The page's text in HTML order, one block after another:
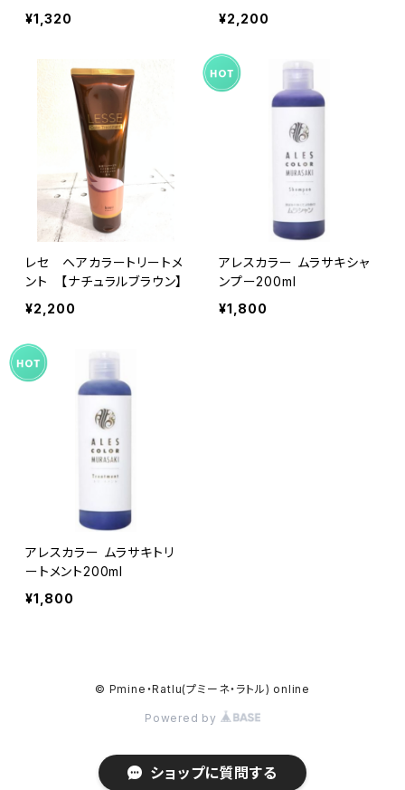
&120g)
¥1,320
¥2,200
レセ ヘアカラートリートメ
ント 【ナチュラルブラウン】
¥2,200
アレスカラー ムラサキシャ
ンプー200ml
¥1,800
アレスカラー ムラサキトリ
ートメント200ml
¥1,800
© Pmine・Ratlu(プミーネ・ラトル) online
Powered by
ショップに質問する